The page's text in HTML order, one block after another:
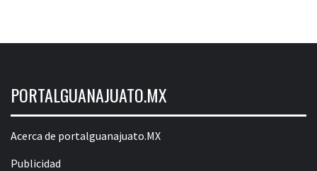
PORTALGUANAJUATO.MX
Acerca de portalguanajuato.MX
Publicidad